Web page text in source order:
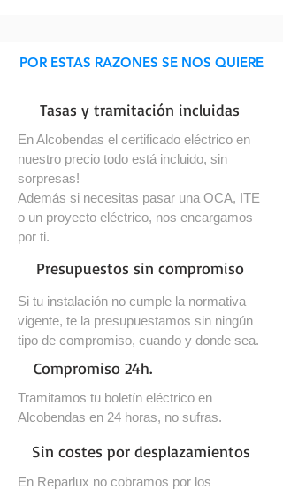
POR ESTAS RAZONES SE NOS QUIERE
Tasas y tramitación incluidas
En Alcobendas el certificado eléctrico en
nuestro precio todo está incluido, sin
sorpresas!
Además si necesitas pasar una OCA, ITE
o un proyecto eléctrico, nos encargamos
por ti.
Presupuestos sin compromiso
Si tu instalación no cumple la normativa
vigente, te la presupuestamos sin ningún
tipo de compromiso, cuando y donde sea.
Compromiso 24h.
Tramitamos tu boletín eléctrico en
Alcobendas en 24 horas, no sufras.
Sin costes por desplazamientos
En Reparlux no cobramos por los